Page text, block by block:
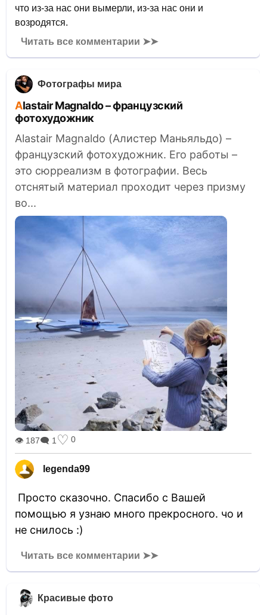
что из-за нас они вымерли, из-за нас они и
возродятся.
Читать все комментарии ➤➤
Фотографы мира
Alastair Magnaldo – французский
фотохудожник
Alastair Magnaldo (Алистер Маньяльдо) –
французский фотохудожник. Его работы –
это сюрреализм в фотографии. Весь
отснятый материал проходит через призму
во...
👁 187🗨 1 ♡ 0
legenda99
Просто сказочно. Спасибо с Вашей
помощью я узнаю много прекросного. чо и
не снилось :)
Читать все комментарии ➤➤
Красивые фото